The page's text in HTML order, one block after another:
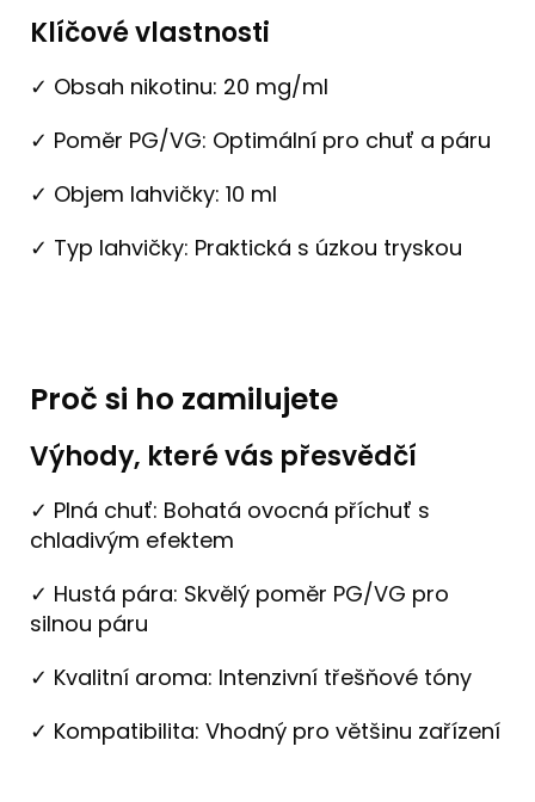
Klíčové vlastnosti
✓ Obsah nikotinu: 20 mg/ml
✓ Poměr PG/VG: Optimální pro chuť a páru
✓ Objem lahvičky: 10 ml
✓ Typ lahvičky: Praktická s úzkou tryskou
Proč si ho zamilujete
Výhody, které vás přesvědčí
✓ Plná chuť: Bohatá ovocná příchuť s
chladivým efektem
✓ Hustá pára: Skvělý poměr PG/VG pro
silnou páru
✓ Kvalitní aroma: Intenzivní třešňové tóny
✓ Kompatibilita: Vhodný pro většinu zařízení